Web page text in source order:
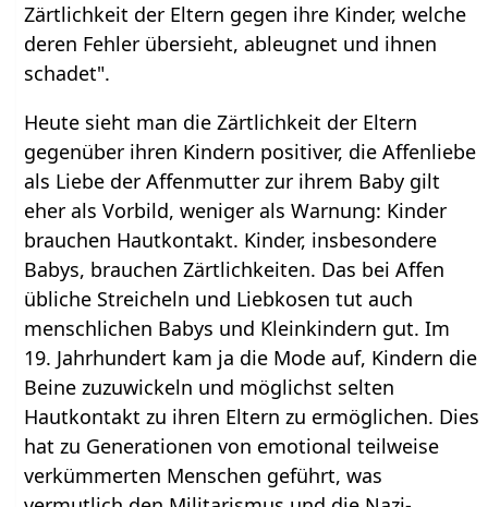
Zärtlichkeit der Eltern gegen ihre Kinder, welche
deren Fehler übersieht, ableugnet und ihnen
schadet".
Heute sieht man die Zärtlichkeit der Eltern
gegenüber ihren Kindern positiver, die Affenliebe
als Liebe der Affenmutter zur ihrem Baby gilt
eher als Vorbild, weniger als Warnung: Kinder
brauchen Hautkontakt. Kinder, insbesondere
Babys, brauchen Zärtlichkeiten. Das bei Affen
übliche Streicheln und Liebkosen tut auch
menschlichen Babys und Kleinkindern gut. Im
19. Jahrhundert kam ja die Mode auf, Kindern die
Beine zuzuwickeln und möglichst selten
Hautkontakt zu ihren Eltern zu ermöglichen. Dies
hat zu Generationen von emotional teilweise
verkümmerten Menschen geführt, was